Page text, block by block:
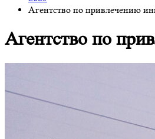
Агентство по привлечению
Агентство по